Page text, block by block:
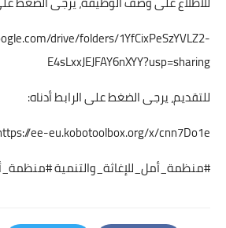
drive/folders/1YfCixPeSzYVLZ2-
E4sLxxJEJFAY6nXYY?usp=sharing
للتقديم، يرجى الضغط على الرابط أدناه:
ee-eu.kobotoolbox.org/x/cnn7Do1e
#منظمة_أمل_للإغاثة_والتنمية